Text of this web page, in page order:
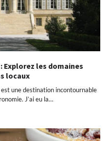
Explorez les domaines
locaux
une destination incontournable
J’ai eu la…